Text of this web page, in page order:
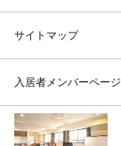
サイトマップ
入居者メンバーページ